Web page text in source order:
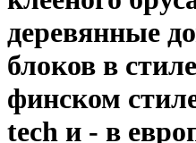
деревянные
блоков в
финском
tech и - в